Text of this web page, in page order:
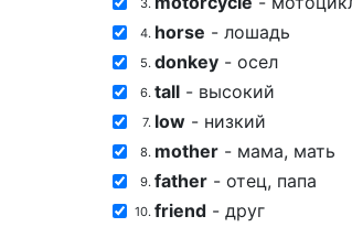
3.
4. horse - лошадь
5. donkey - осел
6. tall - высокий
7. low - низкий
8. mother - мама, мать
9. father - отец, папа
10. friend - друг